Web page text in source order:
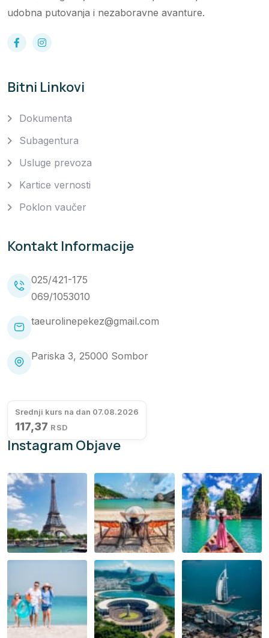
udobna putovanja i nezaboravne avanture.
Bitni Linkovi
Dokumenta
Subagentura
Usluge prevoza
Kartice vernosti
Poklon vaučer
Kontakt Informacije
025/421-175
069/1053010
taeurolinepekez@gmail.com
Pariska 3, 25000 Sombor
Srednji kurs na dan 07.08.2026
117,37 RSD
Instagram Objave